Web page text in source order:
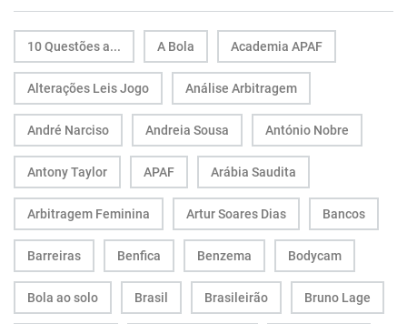
10 Questões a... A Bola Academia APAF
Alterações Leis Jogo Análise Arbitragem
André Narciso Andreia Sousa António Nobre
Antony Taylor APAF Arábia Saudita
Arbitragem Feminina Artur Soares Dias Bancos
Barreiras Benfica Benzema Bodycam
Bola ao solo Brasil Brasileirão Bruno Lage